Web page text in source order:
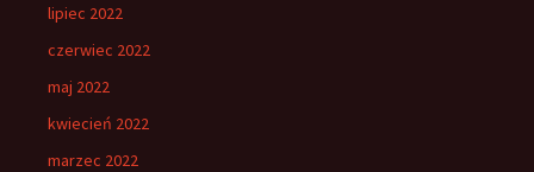
lipiec 2022
czerwiec 2022
maj 2022
kwiecień 2022
marzec 2022